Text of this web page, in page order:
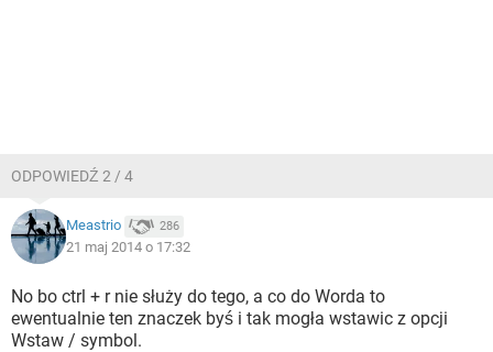
ODPOWIEDŹ 2 / 4
Meastrio 286
21 maj 2014 o 17:32
No bo ctrl + r nie służy do tego, a co do Worda to
ewentualnie ten znaczek byś i tak mogła wstawic z opcji
Wstaw / symbol.